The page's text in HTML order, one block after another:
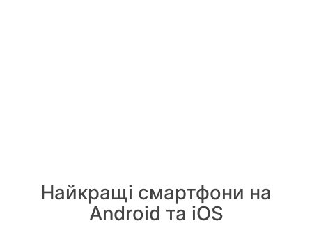
Найкращі смартфони на
Android та iOS